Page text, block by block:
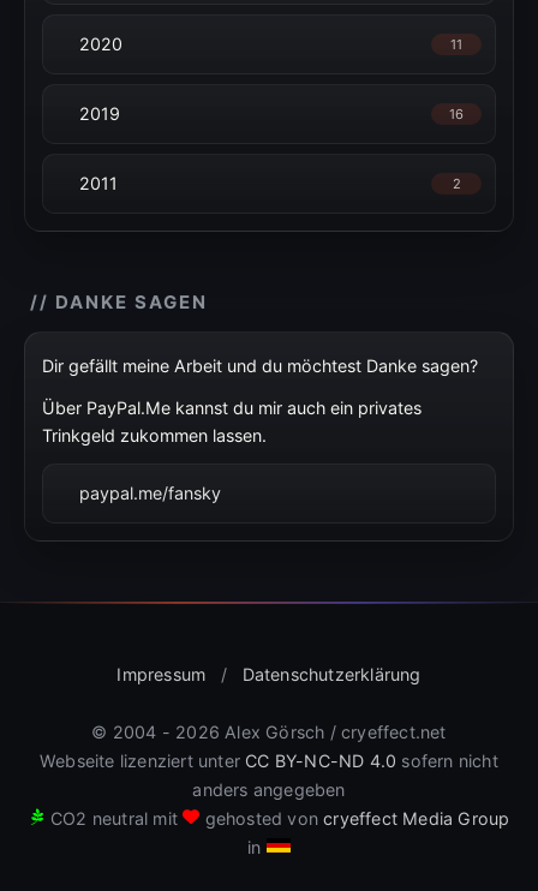
2020 11
2019 16
2011 2
// DANKE SAGEN
Dir gefällt meine Arbeit und du möchtest Danke sagen?
Über PayPal.Me kannst du mir auch ein privates
Trinkgeld zukommen lassen.
paypal.me/fansky
Impressum / Datenschutzerklärung
© 2004 - 2026 Alex Görsch / cryeffect.net
Webseite lizenziert unter CC BY-NC-ND 4.0 sofern nicht
anders angegeben
CO2 neutral mit gehosted voncryeffect Media Group
in